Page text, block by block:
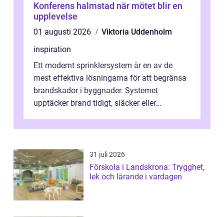
Konferens halmstad när mötet blir en
upplevelse
01 augusti 2026
Viktoria Uddenholm
inspiration
Ett modernt sprinklersystem är en av de
mest effektiva lösningarna för att begränsa
brandskador i byggnader. Systemet
upptäcker brand tidigt, släcker eller
31 juli 2026
Förskola i Landskrona: Trygghet,
lek och lärande i vardagen